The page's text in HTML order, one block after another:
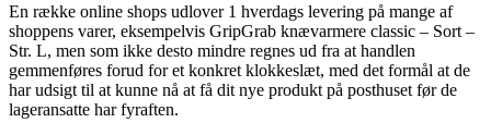
En række online shops udlover 1 hverdags levering på mange af
shoppens varer, eksempelvis GripGrab knævarmere classic – Sort –
Str. L, men som ikke desto mindre regnes ud fra at handlen
gemmenføres forud for et konkret klokkeslæt, med det formål at de
har udsigt til at kunne nå at få dit nye produkt på posthuset før de
lageransatte har fyraften.